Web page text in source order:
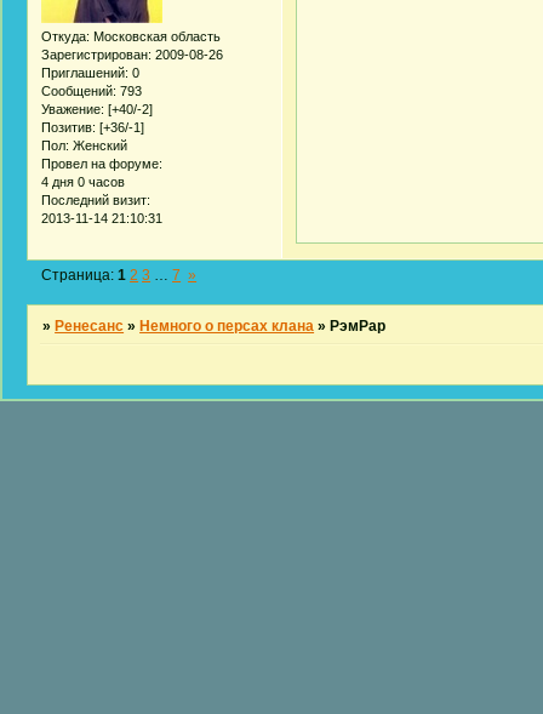
Откуда: Московская область
Зарегистрирован: 2009-08-26
Приглашений: 0
Сообщений: 793
Уважение: [+40/-2]
Позитив: [+36/-1]
Пол: Женский
Провел на форуме:
4 дня 0 часов
Последний визит:
2013-11-14 21:10:31
Страница:1 2 3 … 7 »
»Ренесанс »Немного о персах клана »РэмРар